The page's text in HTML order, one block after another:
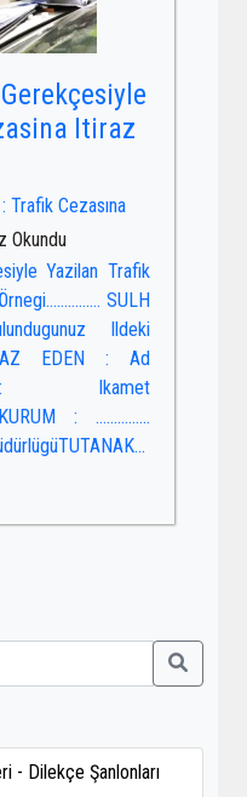
Itiraz
Trafik Cezasına
Okundu
Yazilan Trafik
SULH
Ildeki
EDEN : Ad
: Ikamet
KURUM : ……………
- Dilekçe Şanlonları